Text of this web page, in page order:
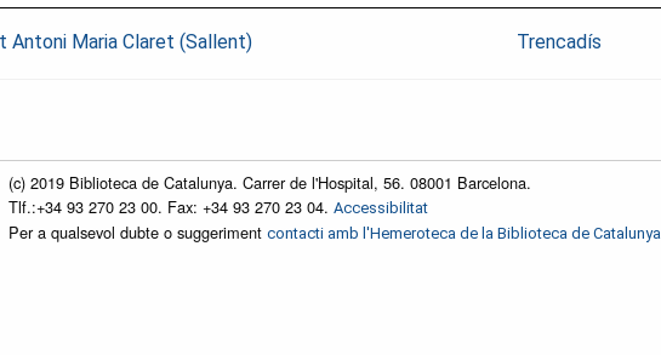
Antoni Maria Claret (Sallent) Trencadís
(c) 2019 Biblioteca de Catalunya. Carrer de l'Hospital, 56. 08001 Barcelona.
Tlf.:+34 93 270 23 00. Fax: +34 93 270 23 04. Accessibilitat
Per a qualsevol dubte o suggeriment contacti amb l'Hemeroteca de la Biblioteca de Catalunya